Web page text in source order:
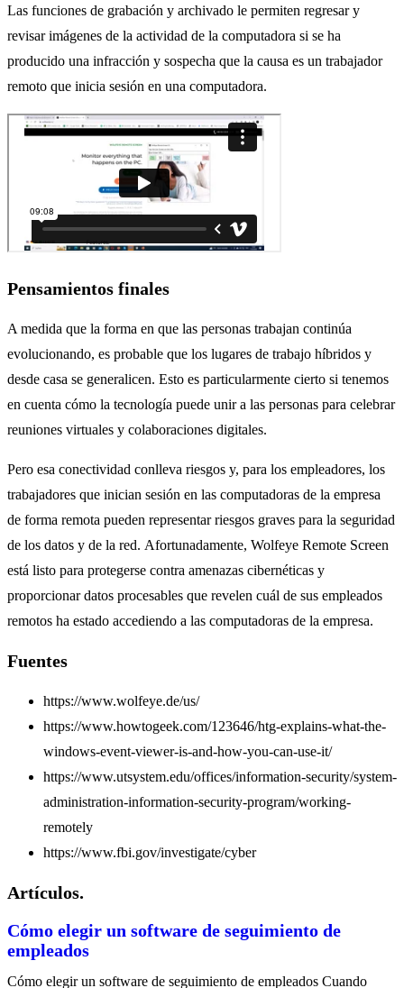
Las funciones de grabación y archivado le permiten regresar y
revisar imágenes de la actividad de la computadora si se ha
producido una infracción y sospecha que la causa es un trabajador
remoto que inicia sesión en una computadora.
Pensamientos finales
A medida que la forma en que las personas trabajan continúa
evolucionando, es probable que los lugares de trabajo híbridos y
desde casa se generalicen. Esto es particularmente cierto si tenemos
en cuenta cómo la tecnología puede unir a las personas para celebrar
reuniones virtuales y colaboraciones digitales.
Pero esa conectividad conlleva riesgos y, para los empleadores, los
trabajadores que inician sesión en las computadoras de la empresa
de forma remota pueden representar riesgos graves para la seguridad
de los datos y de la red. Afortunadamente, Wolfeye Remote Screen
está listo para protegerse contra amenazas cibernéticas y
proporcionar datos procesables que revelen cuál de sus empleados
remotos ha estado accediendo a las computadoras de la empresa.
Fuentes
https://www.wolfeye.de/us/
https://www.howtogeek.com/123646/htg-explains-what-the-
windows-event-viewer-is-and-how-you-can-use-it/
https://www.utsystem.edu/offices/information-security/system-
administration-information-security-program/working-
remotely
https://www.fbi.gov/investigate/cyber
Artículos.
Cómo elegir un software de seguimiento de
empleados
Cómo elegir un software de seguimiento de empleados Cuando